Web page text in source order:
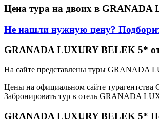
Цена тура на двоих в
Не нашли нужную цену?
GRANADA LUXURY BELEK 5*
На сайте представлены туры GRANADA
Цены на официальном сайте
Забронировать тур в отель GRANADA
GRANADA LUXURY BELEK 5*